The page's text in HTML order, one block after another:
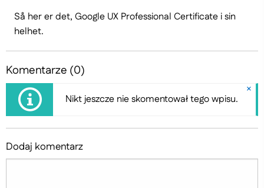
Så her er det, Google UX Professional Certificate i sin
helhet.
Komentarze (0)
Nikt jeszcze nie skomentował tego wpisu.
×
Dodaj komentarz